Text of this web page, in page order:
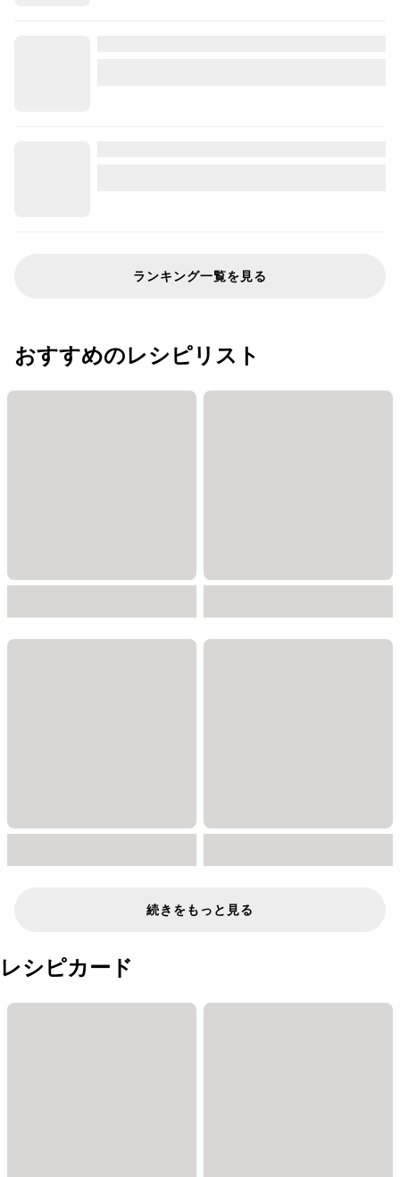
ランキング一覧を見る
おすすめのレシピリスト
続きをもっと見る
レシピカード